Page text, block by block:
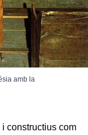
amb la
constructius com